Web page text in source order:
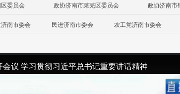
委员会 政协济南市莱芜区委员会 政协济南市
南市委会 民进济南市委会 农工党济南市委会
议 学习贯彻习近平总书记重要讲话精神